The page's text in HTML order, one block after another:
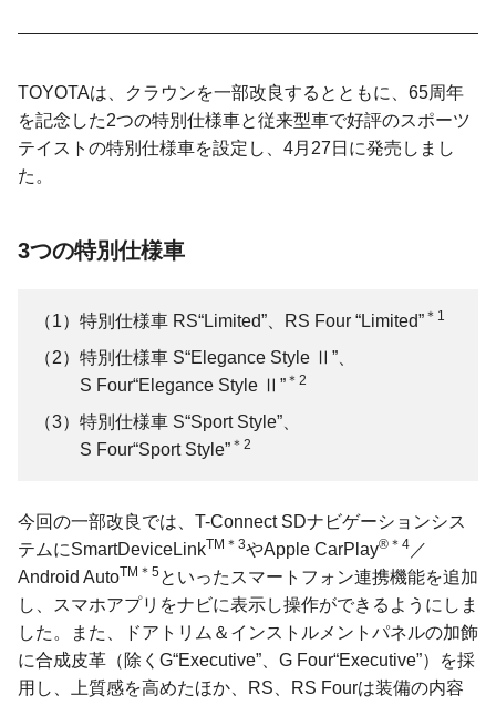
TOYOTAは、クラウンを一部改良するとともに、65周年
を記念した2つの特別仕様車と従来型車で好評のスポーツ
テイストの特別仕様車を設定し、4月27日に発売しまし
た。
3つの特別仕様車
特別仕様車 RS“Limited”、 RS Four “Limited” ＊1
特別仕様車 S“Elegance Style Ⅱ”、
S Four“Elegance Style Ⅱ” ＊2
特別仕様車 S“Sport Style”、
S Four“Sport Style” ＊2
今回の一部改良では、T-Connect SDナビゲーションシス
テムにSmartDeviceLinkTM＊3やApple CarPlay®＊4 ／
Android AutoTM＊5といったスマートフォン連携機能を追加
し、スマホアプリをナビに表示し操作ができるようにしま
した。また、ドアトリム＆インストルメントパネルの加飾
に合成皮革（除くG“Executive”、G Four“Executive”）を採
用し、上質感を高めたほか、RS、RS Fourは装備の内容